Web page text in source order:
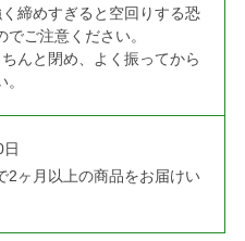
締めすぎると空回りする恐
ご注意ください。
んと閉め、よく振ってから
2ヶ月以上の商品をお届けい